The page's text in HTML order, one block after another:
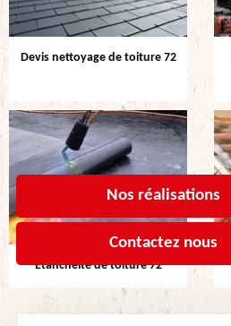
Nos réalisations
Contactez nous
Devis nettoyage de toiture 72
Etanchéité de toiture 72